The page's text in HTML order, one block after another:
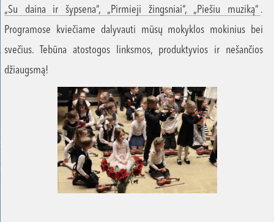
„Su daina ir šypsena“, „Pirmieji žingsniai“, „Piešiu muziką“ .
Programose kviečiame dalyvauti mūsų mokyklos mokinius bei
svečius. Tebūna atostogos linksmos, produktyvios ir nešančios
džiaugsmą!